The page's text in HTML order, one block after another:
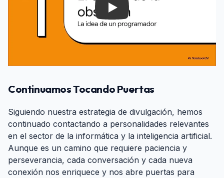
Play
Continuamos Tocando Puertas
Siguiendo nuestra estrategia de divulgación, hemos
continuado contactando a personalidades relevantes
en el sector de la informática y la inteligencia artificial.
Aunque es un camino que requiere paciencia y
perseverancia, cada conversación y cada nueva
conexión nos enriquece y nos abre puertas para